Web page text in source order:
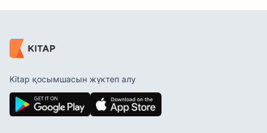
Kitap қосымшасын жүктеп алу